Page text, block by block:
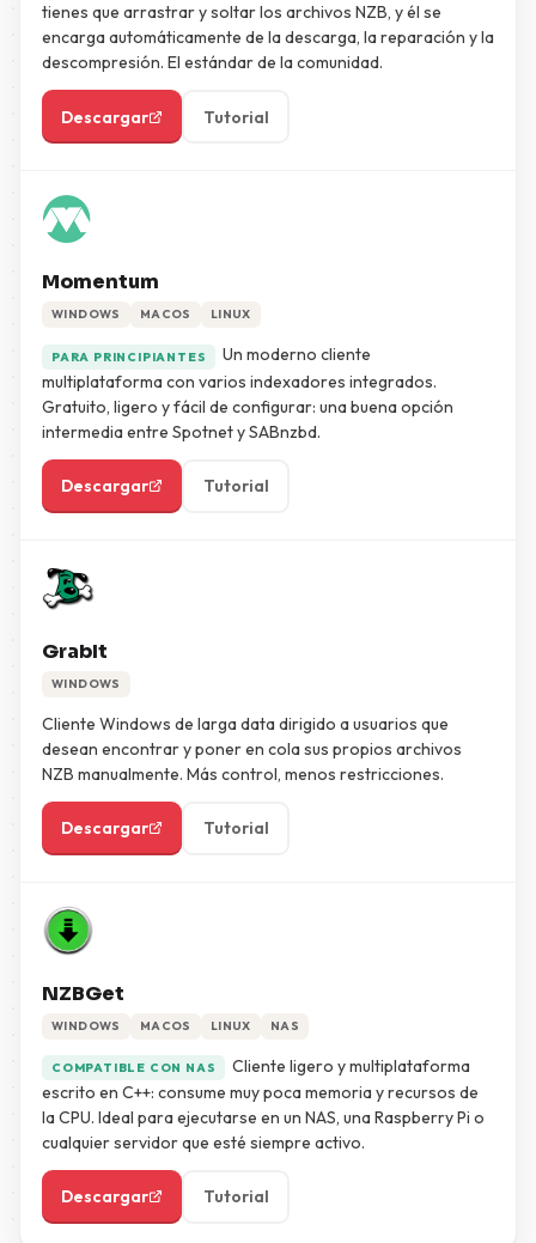
tienes que arrastrar y soltar los archivos NZB, y él se
encarga automáticamente de la descarga, la reparación y la
descompresión. El estándar de la comunidad.
Descargar Tutorial
Momentum
WINDOWS MACOS LINUX
PARA PRINCIPIANTES
Un moderno cliente
multiplataforma con varios indexadores integrados.
Gratuito, ligero y fácil de configurar: una buena opción
intermedia entre Spotnet y SABnzbd.
Descargar Tutorial
GrabIt
WINDOWS
Cliente Windows de larga data dirigido a usuarios que
desean encontrar y poner en cola sus propios archivos
NZB manualmente. Más control, menos restricciones.
Descargar Tutorial
NZBGet
WINDOWS MACOS LINUX NAS
COMPATIBLE CON NAS
Cliente ligero y multiplataforma
escrito en C++: consume muy poca memoria y recursos de
la CPU. Ideal para ejecutarse en un NAS, una Raspberry Pi o
cualquier servidor que esté siempre activo.
Descargar Tutorial